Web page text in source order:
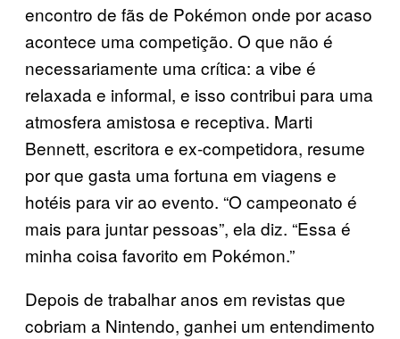
encontro de fãs de Pokémon onde por acaso
acontece uma competição. O que não é
necessariamente uma crítica: a vibe é
relaxada e informal, e isso contribui para uma
atmosfera amistosa e receptiva. Marti
Bennett, escritora e ex-competidora, resume
por que gasta uma fortuna em viagens e
hotéis para vir ao evento. “O campeonato é
mais para juntar pessoas”, ela diz. “Essa é
minha coisa favorito em Pokémon.”
Depois de trabalhar anos em revistas que
cobriam a Nintendo, ganhei um entendimento